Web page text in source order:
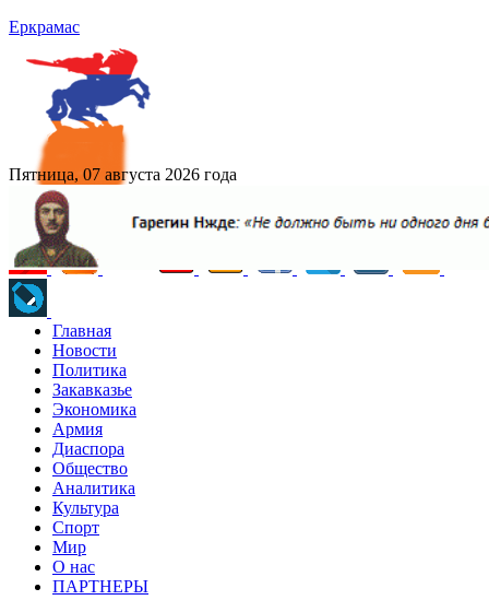
Еркрамас
Пятница, 07 августа 2026 года
Главная
Новости
Политика
Закавказье
Экономика
Армия
Диаспора
Общество
Аналитика
Культура
Спорт
Мир
О нас
ПАРТНЕРЫ